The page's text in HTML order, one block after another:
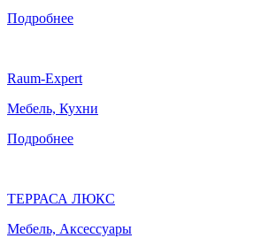
Подробнее
Raum-Expert
Мебель, Кухни
Подробнее
ТЕРРАСА ЛЮКС
Мебель, Аксессуары